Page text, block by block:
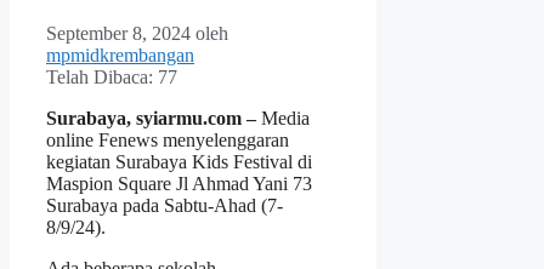
September 8, 2024 oleh
mpmidkrembangan
Telah Dibaca: 77
Surabaya, syiarmu.com –Media
online Fenews menyelenggaran
kegiatan Surabaya Kids Festival di
Maspion Square Jl Ahmad Yani 73
Surabaya pada Sabtu-Ahad (7-
8/9/24).